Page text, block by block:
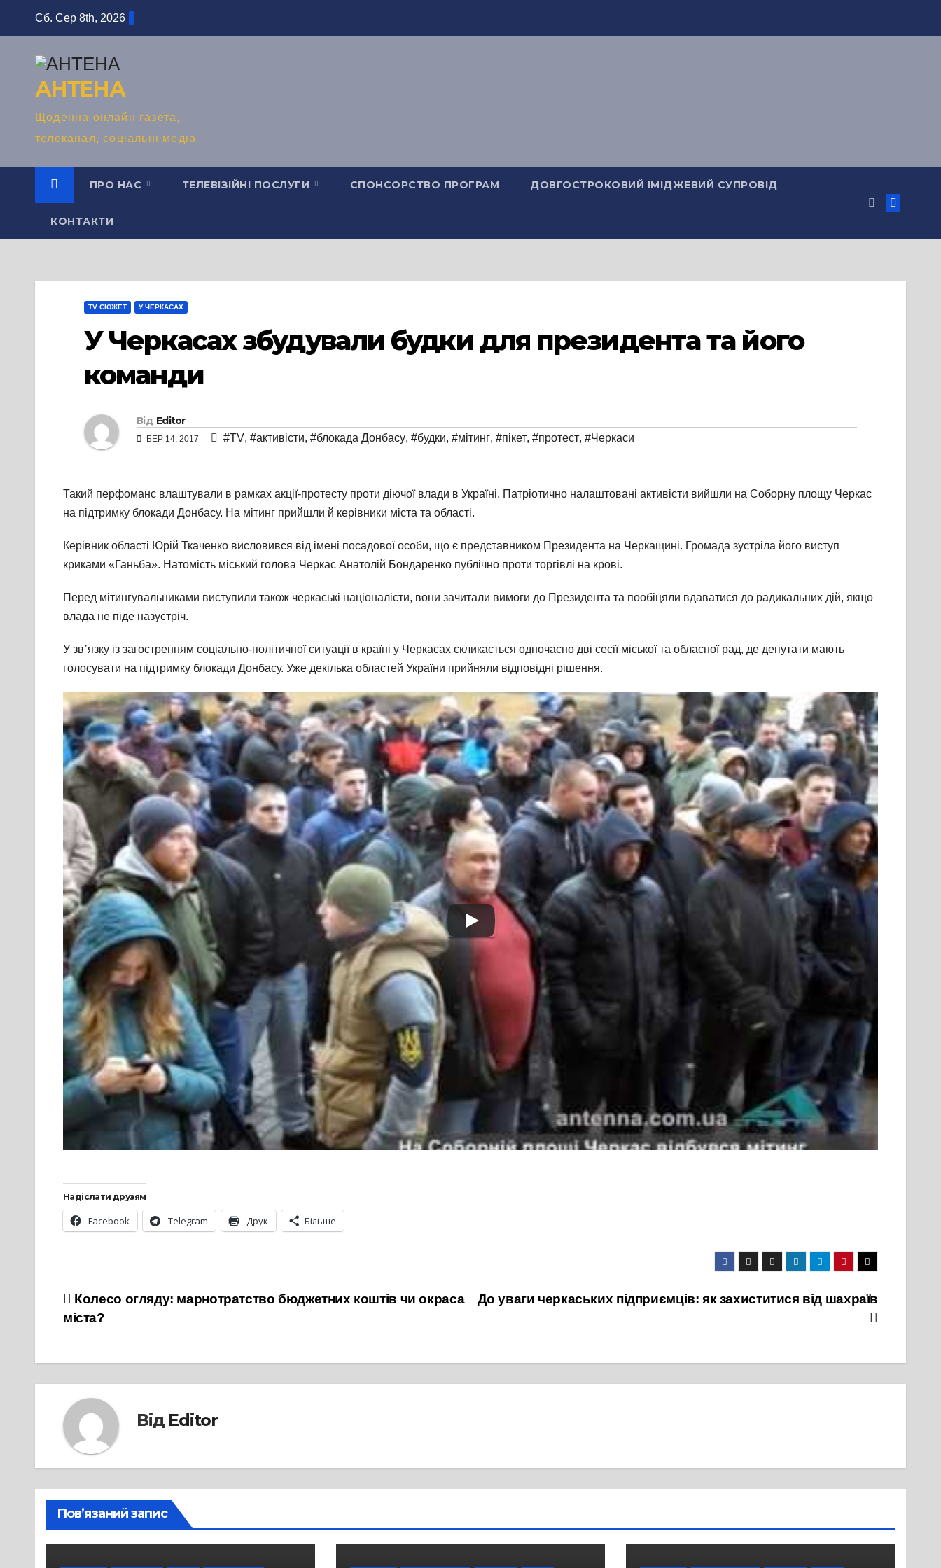
Сб. Сер 8th, 2026
АНТЕНА
Щоденна онлайн газета,
телеканал, соціальні медіа
ПРО НАС ТЕЛЕВІЗІЙНІ ПОСЛУГИ СПОНСОРСТВО ПРОГРАМ ДОВГОСТРОКОВИЙ ІМІДЖЕВИЙ СУПРОВІД
КОНТАКТИ
TV СЮЖЕТ У ЧЕРКАСАХ
У Черкасах збудували будки для президента та його
команди
Від Editor
БЕР 14, 2017 #TV, #активісти, #блокада Донбасу, #будки, #мітинг, #пікет, #протест, #Черкаси
Такий перфоманс влаштували в рамках акції-протесту проти діючої влади в Україні. Патріотично налаштовані активісти вийшли на Соборну площу Черкас
на підтримку блокади Донбасу. На мітинг прийшли й керівники міста та області.
Керівник області Юрій Ткаченко висловився від імені посадової особи, що є представником Президента на Черкащині. Громада зустріла його виступ
криками «Ганьба». Натомість міський голова Черкас Анатолій Бондаренко публічно проти торгівлі на крові.
Перед мітингувальниками виступили також черкаські націоналісти, вони зачитали вимоги до Президента та пообіцяли вдаватися до радикальних дій, якщо
влада не піде назустріч.
У зв᾽язку із загостренням соціально-політичної ситуації в країні у Черкасах скликається одночасно дві сесії міської та обласної рад, де депутати мають
голосувати на підтримку блокади Донбасу. Уже декілька областей України прийняли відповідні рішення.
Надіслати друзям
Facebook Telegram Друк Більше
Навігація
До уваги черкаських підприємців: як захиститися від шахраїв
Колесо огляду: марнотратство бюджетних коштів чи окраса
міста?
Від Editor
Пов’язаний запис